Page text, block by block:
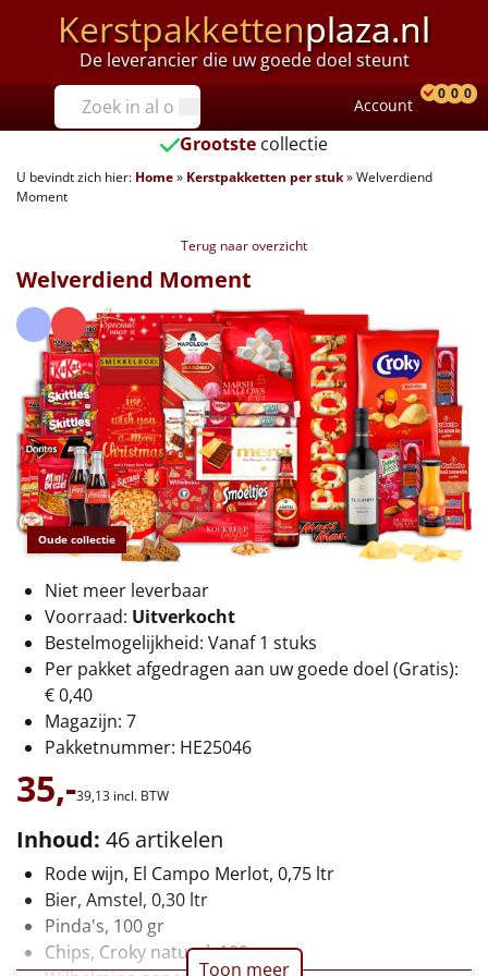
Kerstpakkettenplaza.nl
De leverancier die uw goede doel steunt
Prijzen
Tot €25
€25 tot €35
€40 tot €45
€45 tot €50
€50 tot €55
€55 tot €75
€75 tot €100
€100 en hoger
Alle kerstpakketten 2026
Thema
Origineel
Rituals
Luxe
Mannen
Vrouwen
Duurzaam
Account
0 0 0
Grootste collectie
U bevindt zich hier: Home» Kerstpakketten per stuk»Welverdiend
Moment
Terug naar overzicht
Oude collectie
Welverdiend Moment
Niet meer leverbaar
Voorraad: Uitverkocht
Bestelmogelijkheid: Vanaf 1 stuks
Per pakket afgedragen aan uw goede doel (Gratis):
€ 0,40
Magazijn: 7
Pakketnummer: HE25046
35,-39,13 incl. BTW
Inhoud: 46 artikelen
Rode wijn, El Campo Merlot, 0,75 ltr
Bier, Amstel, 0,30 ltr
Pinda's, 100 gr
Chips, Croky naturel, 100 gr
Toon meer